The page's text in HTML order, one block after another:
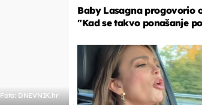
Foto: DNEVNIK.hr
Baby Lasagna progovorio
"Kad se takvo ponašanje